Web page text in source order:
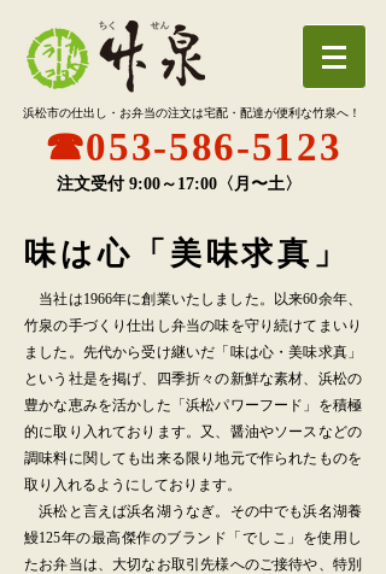
☎︎053-586-5123
注文受付 9:00～17:00〈月〜土〉
浜松市の仕出し・お弁当の注文は宅配・配達が便利な竹泉へ！
味は心「美味求真」
当社は1966年に創業いたしました。以来60余年、
竹泉の手づくり仕出し弁当の味を守り続けてまいり
ました。先代から受け継いだ「味は心・美味求真」
という社是を掲げ、四季折々の新鮮な素材、浜松の
豊かな恵みを活かした「浜松パワーフード」を積極
的に取り入れております。又、醤油やソースなどの
調味料に関しても出来る限り地元で作られたものを
取り入れるようにしております。
浜松と言えば浜名湖うなぎ。その中でも浜名湖養
鰻125年の最高傑作のブランド「でしこ」を使用し
たお弁当は、大切なお取引先様へのご接待や、特別